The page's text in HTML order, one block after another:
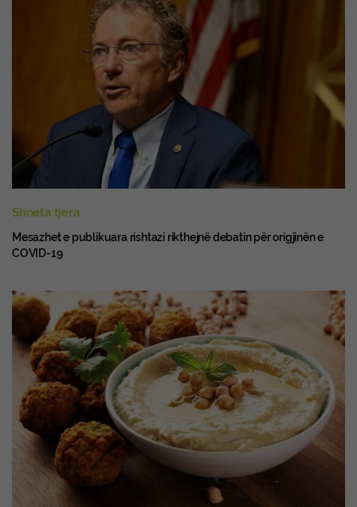
Shneta tjera
Mesazhet e publikuara rishtazi rikthejnë debatin për origjinën e
COVID-19